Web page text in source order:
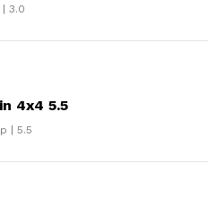
3.0
4x4 5.5
| 5.5